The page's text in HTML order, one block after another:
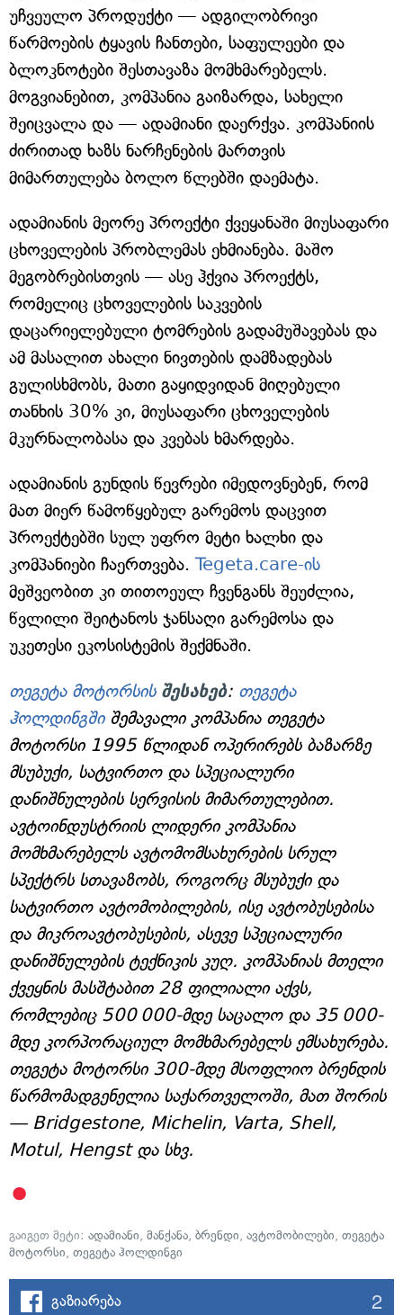
უჩვეულო პროდუქტი — ადგილობრივი
წარმოების ტყავის ჩანთები, საფულეები და
ბლოკნოტები შესთავაზა მომხმარებელს.
მოგვიანებით, კომპანია გაიზარდა, სახელი
შეიცვალა და — ადამიანი დაერქვა. კომპანიის
ძირითად ხაზს ნარჩენების მართვის
მიმართულება ბოლო წლებში დაემატა.
ადამიანის მეორე პროექტი ქვეყანაში მიუსაფარი
ცხოველების პრობლემას ეხმიანება. მაშო
მეგობრებისთვის — ასე ჰქვია პროექტს,
რომელიც ცხოველების საკვების
დაცარიელებული ტომრების გადამუშავებას და
ამ მასალით ახალი ნივთების დამზადებას
გულისხმობს, მათი გაყიდვიდან მიღებული
თანხის 30% კი, მიუსაფარი ცხოველების
მკურნალობასა და კვებას ხმარდება.
ადამიანის გუნდის წევრები იმედოვნებენ, რომ
მათ მიერ წამოწყებულ გარემოს დაცვით
პროექტებში სულ უფრო მეტი ხალხი და
კომპანიები ჩაერთვება. Tegeta.care-ის
მეშვეობით კი თითოეულ ჩვენგანს შეუძლია,
წვლილი შეიტანოს ჯანსაღი გარემოსა და
უკეთესი ეკოსისტემის შექმნაში.
თეგეტა მოტორსის შესახებ: თეგეტა
ჰოლდინგში შემავალი კომპანია თეგეტა
მოტორსი 1995 წლიდან ოპერირებს ბაზარზე
მსუბუქი, სატვირთო და სპეციალური
დანიშნულების სერვისის მიმართულებით.
ავტოინდუსტრიის ლიდერი კომპანია
მომხმარებელს ავტომომსახურების სრულ
სპექტრს სთავაზობს, როგორც მსუბუქი და
სატვირთო ავტომობილების, ისე ავტობუსებისა
და მიკროავტობუსების, ასევე სპეციალური
დანიშნულების ტექნიკის კუღ. კომპანიას მთელი
ქვეყნის მასშტაბით 28 ფილიალი აქვს,
რომლებიც 500 000-მდე საცალო და 35 000-
მდე კორპორაციულ მომხმარებელს ემსახურება.
თეგეტა მოტორსი 300-მდე მსოფლიო ბრენდის
წარმომადგენელია საქართველოში, მათ შორის
— Bridgestone, Michelin, Varta, Shell,
Motul, Hengst და სხვ.
გაიგეთ მეტი: ადამიანი, მანქანა, ბრენდი, ავტომობილები, თეგეტა
მოტორსი, თეგეტა ჰოლდინგი
გაზიარება 2